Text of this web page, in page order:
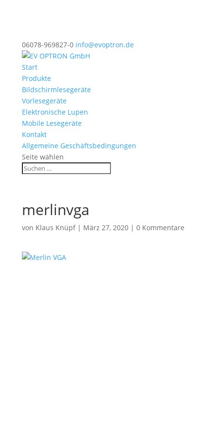
06078-969827-0 info@evoptron.de
Start
Produkte
Bildschirmlesegeräte
Vorlesegeräte
Elektronische Lupen
Mobile Lesegeräte
Kontakt
Allgemeine Geschäftsbedingungen
Seite wählen
merlinvga
von Klaus Knüpf| März 27, 2020| 0 Kommentare